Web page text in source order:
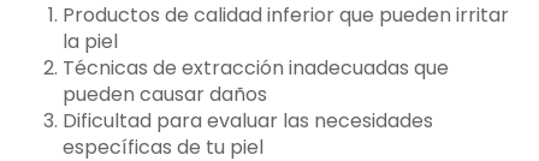
Productos de calidad inferior que pueden irritar
la piel
Técnicas de extracción inadecuadas que
pueden causar daños
Dificultad para evaluar las necesidades
específicas de tu piel